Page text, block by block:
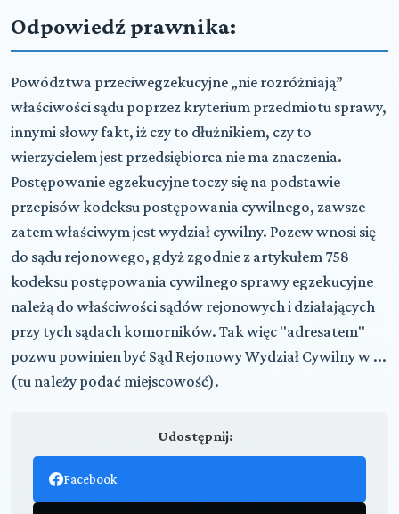
Odpowiedź prawnika:
Powództwa przeciwegzekucyjne „nie rozróżniają”
właściwości sądu poprzez kryterium przedmiotu sprawy,
innymi słowy fakt, iż czy to dłużnikiem, czy to
wierzycielem jest przedsiębiorca nie ma znaczenia.
Postępowanie egzekucyjne toczy się na podstawie
przepisów kodeksu postępowania cywilnego, zawsze
zatem właściwym jest wydział cywilny. Pozew wnosi się
do sądu rejonowego, gdyż zgodnie z artykułem 758
kodeksu postępowania cywilnego sprawy egzekucyjne
należą do właściwości sądów rejonowych i działających
przy tych sądach komorników. Tak więc "adresatem"
pozwu powinien być Sąd Rejonowy Wydział Cywilny w ...
(tu należy podać miejscowość).
Udostępnij:
Facebook